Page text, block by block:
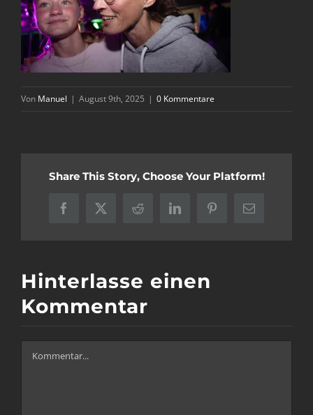
Von Manuel | August 9th, 2025 | 0 Kommentare
Share This Story, Choose Your Platform!
Facebook
X Reddit LinkedInPinterest
E-
Hinterlasse einen
Kommentar
Kommentar